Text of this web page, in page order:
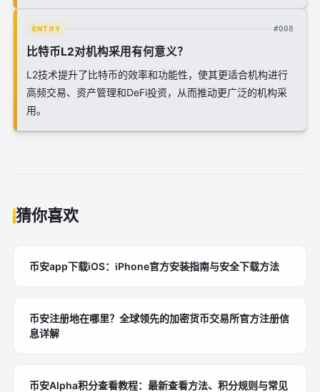
ENTRY #008
比特币L2对机构采用有何意义？
L2技术提升了比特币的效率和功能性，使其更适合机构进行
高频交易、资产管理和DeFi投资，从而推动更广泛的机构采
用。
猜你喜欢
币安app下载iOS：iPhone官方安装指南与安全下载方法
币安注册地在哪里？全球领先的加密货币交易所官方注册信
息详解
币安Alpha积分查看教程：最新查看方法、积分规则与常见